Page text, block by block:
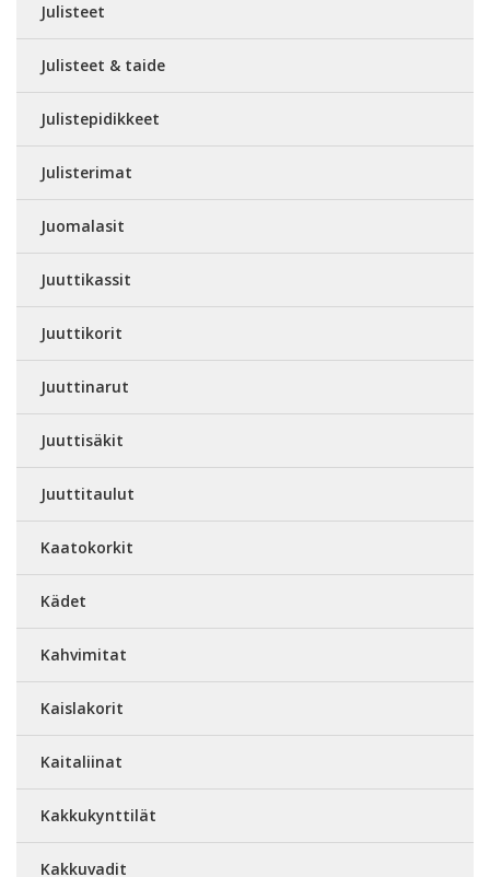
Julisteet
Julisteet & taide
Julistepidikkeet
Julisterimat
Juomalasit
Juuttikassit
Juuttikorit
Juuttinarut
Juuttisäkit
Juuttitaulut
Kaatokorkit
Kädet
Kahvimitat
Kaislakorit
Kaitaliinat
Kakkukynttilät
Kakkuvadit